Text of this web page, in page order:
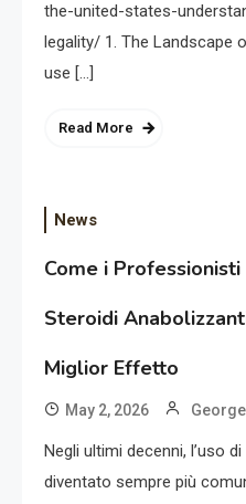
the-united-states-
legality/ 1. The Landscape
use […]
Read More
News
Come i
Steroidi
Miglior Effetto
May 2, 2026
Negli ultimi decenni, l’uso
diventato sempre più